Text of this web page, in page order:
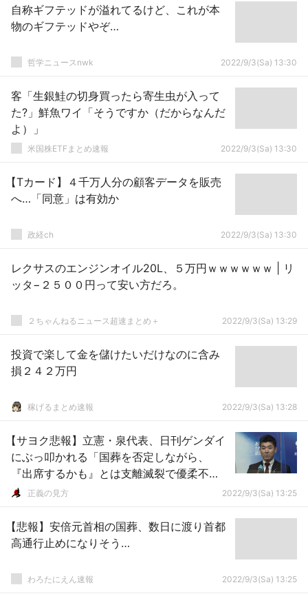
自称ギフテッドが溢れてるけど、これが本
物のギフテッドやぞ…
哲学ニュースnwk 2022/9/3(Sa) 13:30
客「生銀鮭の切身買ったら寄生虫が入って
た?」鮮魚ワイ「そうですか（だからなんだ
よ）」
米国株ETFまとめ速報 2022/9/3(Sa) 13:30
【Tカード】４千万人分の顧客データを販売
へ…「同意」は有効か
政経ch 2022/9/3(Sa) 13:30
レクサスのエンジンオイル20L、５万円ｗｗｗｗｗｗ | リ
ッタ−２５００円って安い方だろ。
２ちゃんねるニュース超速まとめ＋ 2022/9/3(Sa) 13:29
投資で楽して金を儲けたいだけなのに含み
損２４２万円
稼げるまとめ速報 2022/9/3(Sa) 13:28
【サヨク悲報】立憲・泉代表、日刊ゲンダイ
にぶっ叩かれる「国葬を否定しながら、
『出席するかも』とは支離滅裂で優柔不
断！共産は筋通したぞ！」
正義の見方 2022/9/3(Sa) 13:25
【悲報】安倍元首相の国葬、数日に渡り首都
高通行止めになりそう…
わろたにえん速報 2022/9/3(Sa) 13:25